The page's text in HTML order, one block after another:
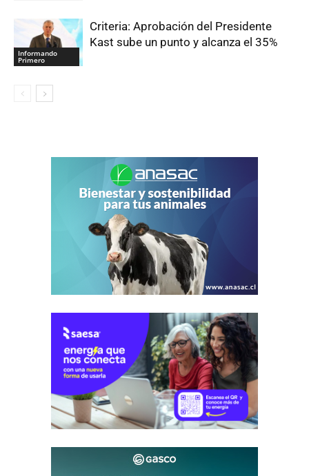
Informando
Primero
Criteria: Aprobación del Presidente
Kast sube un punto y alcanza el 35%